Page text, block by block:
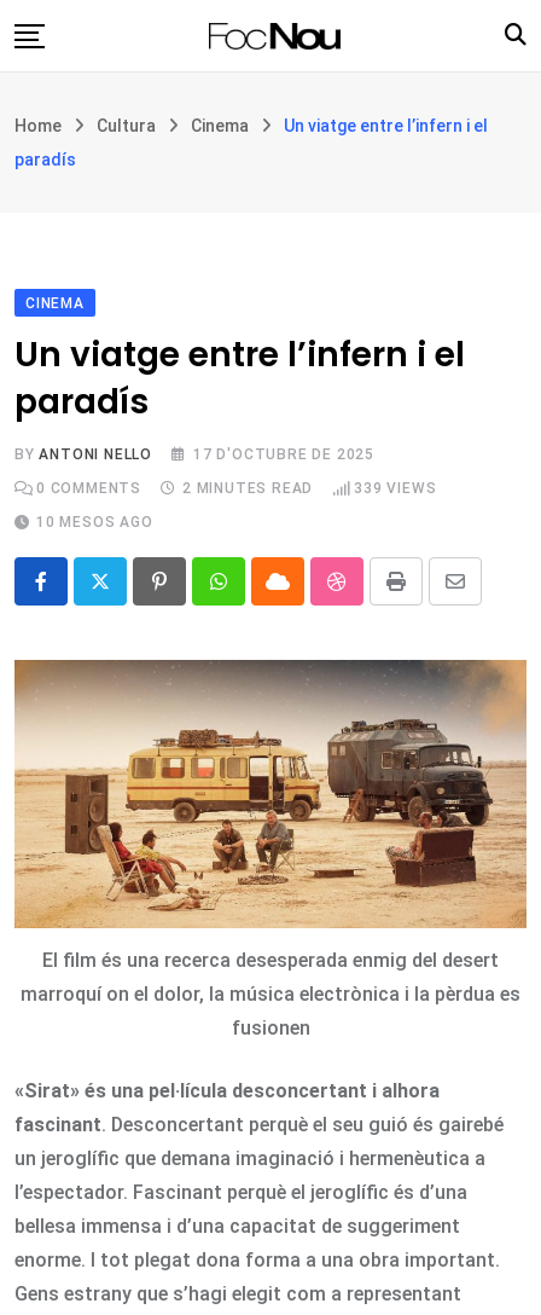
to
Filosofia i teologia
Botiga
Home Cultura Cinema
Un viatge entre l’infern i el
paradís
CINEMA
Un viatge entre l’infern i el
paradís
BYANTONI NELLO
17 D'OCTUBRE DE 2025
0 COMMENTS 2 MINUTES READ 339 VIEWS
10 MESOS AGO
PinterestWhatsappCloud StumbleUpon
Print
Share
Email
El film és una recerca desesperada enmig del desert
marroquí on el dolor, la música electrònica i la pèrdua es
fusionen
«Sirat» és una pel·lícula desconcertant i alhora
fascinant. Desconcertant perquè el seu guió és gairebé
un jeroglífic que demana imaginació i hermenèutica a
l’espectador. Fascinant perquè el jeroglífic és d’una
bellesa immensa i d’una capacitat de suggeriment
enorme. I tot plegat dona forma a una obra important.
Gens estrany que s’hagi elegit com a representant